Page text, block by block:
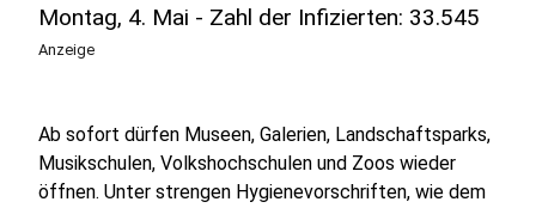
Montag, 4. Mai - Zahl der Infizierten: 33.545
Anzeige
Ab sofort dürfen Museen, Galerien, Landschaftsparks,
Musikschulen, Volkshochschulen und Zoos wieder
öffnen. Unter strengen Hygienevorschriften, wie dem